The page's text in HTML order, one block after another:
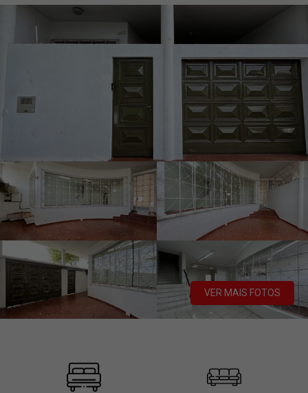
VER MAIS FOTOS